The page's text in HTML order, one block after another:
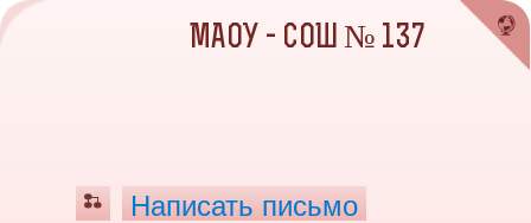
МАОУ - СОШ № 137
Написать письмо